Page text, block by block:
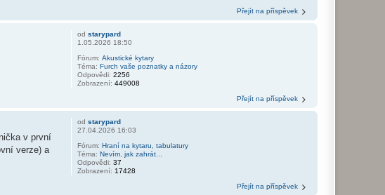
Přejít na příspěvek
odstarypard
1.05.2026 18:50
Fórum:Akustické kytary
Téma:Furch vaše poznatky a názory
Odpovědi:2256
Zobrazení:449008
Přejít na příspěvek
odstarypard
27.04.2026 16:03
Fórum:Hraní na kytaru, tabulatury
Téma:Nevím, jak zahrát...
Odpovědi:37
Zobrazení: 17428
v první
verze) a
Přejít na příspěvek